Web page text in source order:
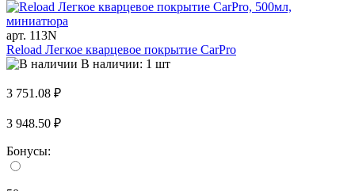
арт. 113N
Reload Легкое кварцевое покрытие CarPro
В наличии: 1 шт
3 751.08 ₽
3 948.50 ₽
Бонусы: